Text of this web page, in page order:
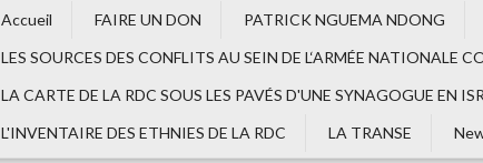
Accueil FAIRE UN DON
PATRICK NGUEMA NDONG
LES SOURCES DES CONFLITS AU SEIN DE L‘ARMÉE NATIONALE
LA CARTE DE LA RDC SOUS LES PAVÉS D'UNE SYNAGOGUE EN
L'INVENTAIRE DES ETHNIES DE LA RDC
LA TRANSE